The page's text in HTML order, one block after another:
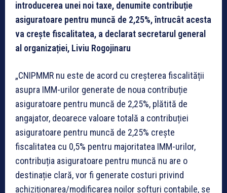
introducerea unei noi taxe, denumite contribuție
asiguratoare pentru muncă de 2,25%, întrucât acesta
va crește fiscalitatea, a declarat secretarul general
al organizației, Liviu Rogojinaru
„CNIPMMR nu este de acord cu creșterea fiscalității
asupra IMM-urilor generate de noua contribuție
asiguratoare pentru muncă de 2,25%, plătită de
angajator, deoarece valoare totală a contribuției
asiguratoare pentru muncă de 2,25% crește
fiscalitatea cu 0,5% pentru majoritatea IMM-urilor,
contribuția asiguratoare pentru muncă nu are o
destinație clară, vor fi generate costuri privind
achiziționarea/modificarea noilor softuri contabile, se